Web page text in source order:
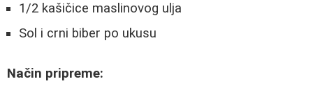
1/2 kašičice maslinovog ulja
Sol i crni biber po ukusu
Način pripreme: